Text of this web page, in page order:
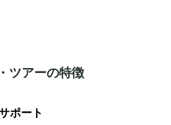
ツアーの特徴
ポート